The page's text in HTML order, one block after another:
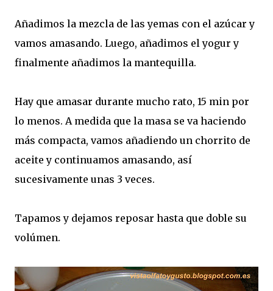
Añadimos la mezcla de las yemas con el azúcar y
vamos amasando. Luego, añadimos el yogur y
finalmente añadimos la mantequilla.
Hay que amasar durante mucho rato, 15 min por
lo menos. A medida que la masa se va haciendo
más compacta, vamos añadiendo un chorrito de
aceite y continuamos amasando, así
sucesivamente unas 3 veces.
Tapamos y dejamos reposar hasta que doble su
volúmen.